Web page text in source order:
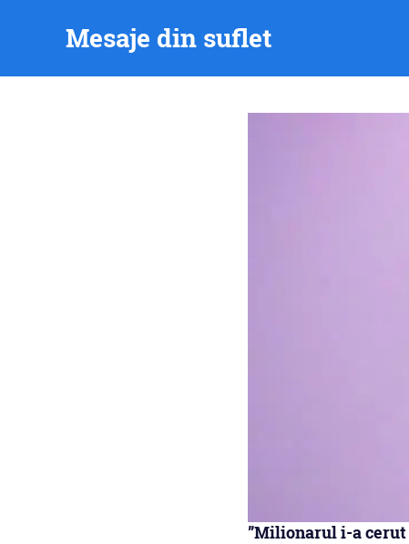
Mesaje din suflet
”Milionarul i-a cerut